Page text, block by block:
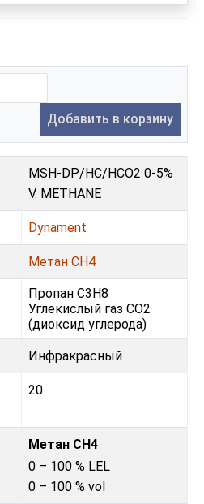
Добавить в корзину
MSH-DP/HC/HCO2 0-5%
V. METHANE
Dynament
Метан CH4
Пропан C3H8
Углекислый газ CO2
(диоксид углерода)
Инфракрасный
20
Метан CH4
0 – 100 % LEL
0 – 100 % vol